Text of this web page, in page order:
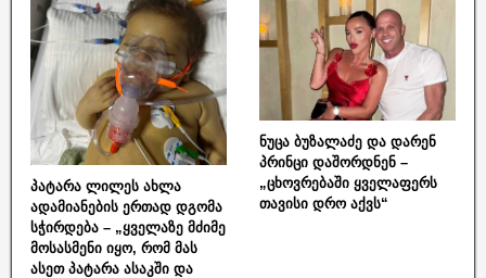
პატარა ლილეს ახლა
ადამიანების ერთად დგომა
სჭირდება – „ყველაზე მძიმე
მოსასმენი იყო, რომ მას
ასეთ პატარა ასაკში და
ნუცა ბუზალაძე და დარენ
პრინცი დაშორდნენ –
„ცხოვრებაში ყველაფერს
თავისი დრო აქვს“